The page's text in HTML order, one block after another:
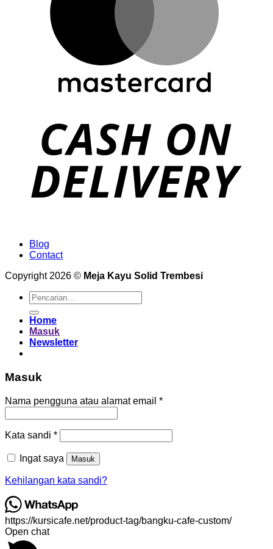
Blog
Contact
Copyright 2026 © Meja Kayu Solid Trembesi
Pencarian
untuk:
Home
Masuk
Newsletter
Masuk
Nama pengguna atau alamat email *Wajib
Kata sandi *Wajib
Ingat saya Masuk
Kehilangan kata sandi?
https://kursicafe.net/product-tag/bangku-cafe-custom/
Open chat